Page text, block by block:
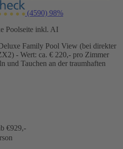
(4590) 98%
Poolseite inkl. AI
Family Pool View (bei direkter
- Wert: ca. € 220,- pro Zimmer
und Tauchen an der traumhaften
€929,-